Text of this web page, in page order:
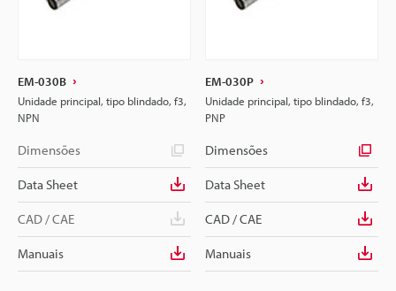
EM-030B
Unidade principal, tipo blindado, f3,
NPN
Dimensões
Data Sheet
CAD / CAE
Manuais
EM-030P
Unidade principal, tipo blindado, f3,
PNP
Dimensões
Data Sheet
CAD / CAE
Manuais